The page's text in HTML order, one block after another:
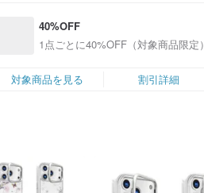
40%OFF
1点ごとに40%OFF（対象商品限定）
対象商品を見る 割引詳細